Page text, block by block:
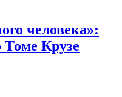
человека»:
Крузе